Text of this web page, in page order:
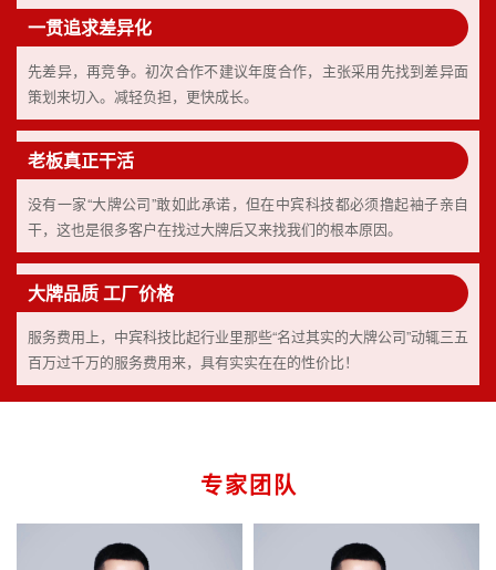
一贯追求差异化
先差异，再竞争。初次合作不建议年度合作，主张采用先找到差异面
策划来切入。减轻负担，更快成长。
老板真正干活
没有一家“大牌公司”敢如此承诺，但在中宾科技都必须撸起袖子亲自
干，这也是很多客户在找过大牌后又来找我们的根本原因。
大牌品质 工厂价格
服务费用上，中宾科技比起行业里那些“名过其实的大牌公司”动辄三五
百万过千万的服务费用来，具有实实在在的性价比！
专家团队